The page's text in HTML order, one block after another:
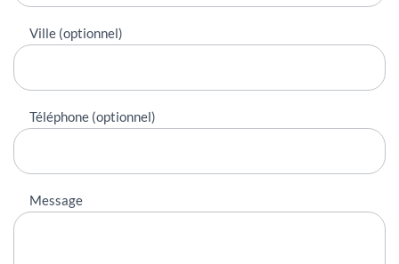
Ville (optionnel)
Téléphone (optionnel)
Message